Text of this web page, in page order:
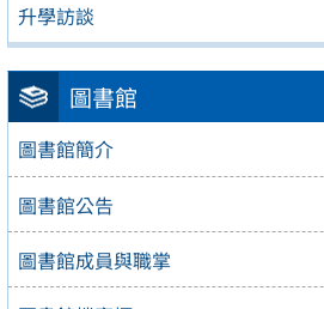
升學訪談
圖書館
圖書館簡介
圖書館公告
圖書館成員與職掌